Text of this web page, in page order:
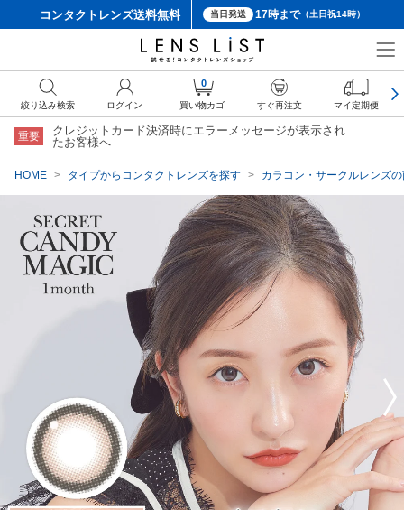
コンタクトレンズ送料無料 当日発送 17時まで（土日祝14時）
重要
クレジットカード決済時にエラーメッセージが表示され
たお客様へ
HOME タイプからコンタクトレンズを探す カラコン・サークルレンズ
絞り込み検索 ログイン
0
買い物カゴ すぐ再注文 マイ定期便
クーポン詳細